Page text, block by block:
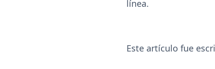
línea.
Este artículo fue